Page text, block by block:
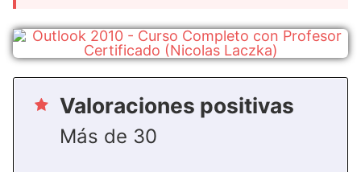
Valoraciones positivas
Más de 30